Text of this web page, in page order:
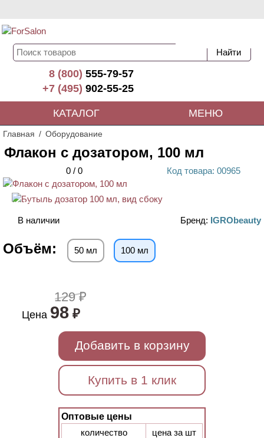
8 (800)555-79-57
+7 (495)902-55-25
КАТАЛОГ МЕНЮ
Главная Оборудование
Флакон с дозатором, 100 мл
0 / 0 Код товара: 00965
ХИТ
АКЦИЯ
В наличии Бренд: IGRObeauty
Объём: 50 мл 100 мл
129 ₽
Цена 98₽
Добавить в корзину
Купить в 1 клик
Оптовые цены
количество
цена за шт